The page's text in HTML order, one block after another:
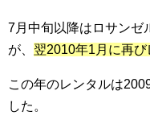
7月中旬以降はロサンゼ
が、 翌2010年1月に再び
この年のレンタルは
した。